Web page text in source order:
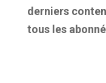
derniers
tous les